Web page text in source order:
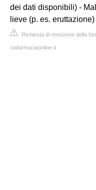
dei dati disponibili) -
lieve (p. es.
Richiesta di rimozione della
viafarmaciaonline.it